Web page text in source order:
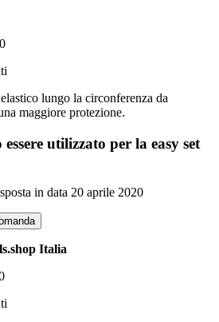
lungo la circonferenza da
maggiore protezione.
utilizzato per la easy set
in data 20 aprile 2020
Italia